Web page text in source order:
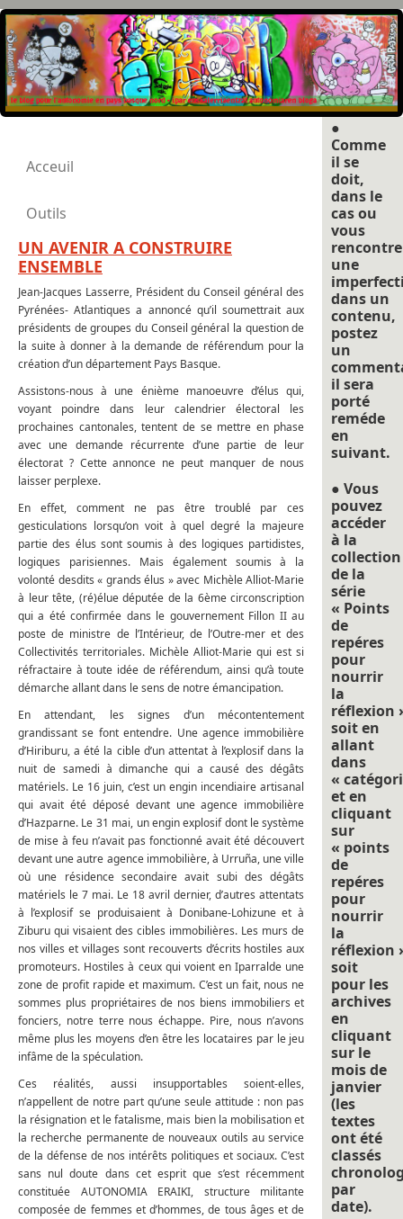
Acceuil
Outils
UN AVENIR A CONSTRUIRE
ENSEMBLE
Jean-Jacques Lasserre, Président du Conseil général des
Pyrénées- Atlantiques a annoncé qu’il soumettrait aux
présidents de groupes du Conseil général la question de
la suite à donner à la demande de référendum pour la
création d’un département Pays Basque.
Assistons-nous à une énième manoeuvre d’élus qui,
voyant poindre dans leur calendrier électoral les
prochaines cantonales, tentent de se mettre en phase
avec une demande récurrente d’une partie de leur
électorat ? Cette annonce ne peut manquer de nous
laisser perplexe.
En effet, comment ne pas être troublé par ces
gesticulations lorsqu’on voit à quel degré la majeure
partie des élus sont soumis à des logiques partidistes,
logiques parisiennes. Mais également soumis à la
volonté desdits « grands élus » avec Michèle Alliot-Marie
à leur tête, (ré)élue députée de la 6ème circonscription
qui a été confirmée dans le gouvernement Fillon II au
poste de ministre de l’Intérieur, de l’Outre-mer et des
Collectivités territoriales. Michèle Alliot-Marie qui est si
réfractaire à toute idée de référendum, ainsi qu’à toute
démarche allant dans le sens de notre émancipation.
En attendant, les signes d’un mécontentement
grandissant se font entendre. Une agence immobilière
d’Hiriburu, a été la cible d’un attentat à l’explosif dans la
nuit de samedi à dimanche qui a causé des dégâts
matériels. Le 16 juin, c’est un engin incendiaire artisanal
qui avait été déposé devant une agence immobilière
d’Hazparne. Le 31 mai, un engin explosif dont le système
de mise à feu n’avait pas fonctionné avait été découvert
devant une autre agence immobilière, à Urruña, une ville
où une résidence secondaire avait subi des dégâts
matériels le 7 mai. Le 18 avril dernier, d’autres attentats
à l’explosif se produisaient à Donibane-Lohizune et à
Ziburu qui visaient des cibles immobilières. Les murs de
nos villes et villages sont recouverts d’écrits hostiles aux
promoteurs. Hostiles à ceux qui voient en Iparralde une
zone de profit rapide et maximum. C’est un fait, nous ne
sommes plus propriétaires de nos biens immobiliers et
fonciers, notre terre nous échappe. Pire, nous n’avons
même plus les moyens d’en être les locataires par le jeu
infâme de la spéculation.
Ces réalités, aussi insupportables soient-elles,
n’appellent de notre part qu’une seule attitude : non pas
la résignation et le fatalisme, mais bien la mobilisation et
la recherche permanente de nouveaux outils au service
de la défense de nos intérêts politiques et sociaux. C’est
sans nul doute dans cet esprit que s’est récemment
constituée AUTONOMIA ERAIKI, structure militante
composée de femmes et d’hommes, de tous âges et de
●
Comme
il se
doit,
dans le
cas ou
vous
une
dans un
contenu,
postez
un
il sera
porté
reméde
en
suivant.
● Vous
pouvez
accéder
à la
collection
de la
série
« Points
de
repéres
pour
nourrir
la
réflexion
soit en
allant
dans
«
et en
cliquant
sur
« points
de
repéres
pour
nourrir
la
réflexion
soit
pour les
archives
en
cliquant
sur le
mois de
janvier
(les
textes
ont été
classés
par
date).